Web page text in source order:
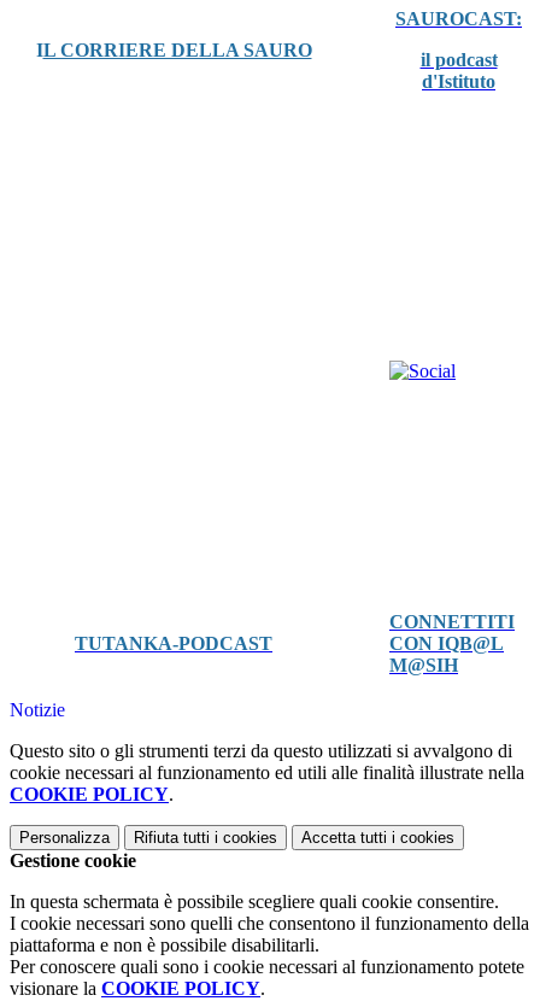
IL CORRIERE DELLA SAURO
SAUROCAST:
il podcast
d'Istituto
TUTANKA-PODCAST
CONNETTITI
CON IQB@L
M@SIH
Notizie
Questo sito o gli strumenti terzi da questo utilizzati si avvalgono di
cookie necessari al funzionamento ed utili alle finalità illustrate nella
COOKIE POLICY.
Personalizza Rifiuta tutti i cookies Accetta tutti i cookies
Gestione cookie
In questa schermata è possibile scegliere quali cookie consentire.
I cookie necessari sono quelli che consentono il funzionamento della
piattaforma e non è possibile disabilitarli.
Per conoscere quali sono i cookie necessari al funzionamento potete
visionare la COOKIE POLICY.